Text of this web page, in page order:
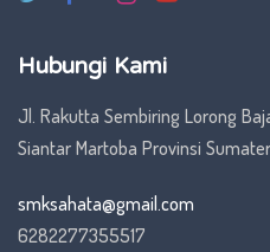
Hubungi Kami
Jl. Rakutta Sembiring Lorong
Siantar Martoba Provinsi
smksahata@gmail.com
6282277355517